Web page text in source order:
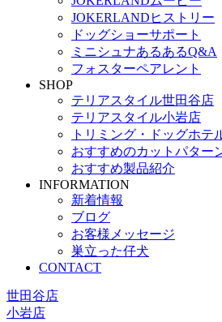
JOKERLANDヒストリー
ドッグショーサポート
ミニシュナあるあるQ&A
フォスターペアレント
SHOP
テリアスタイル世田谷店
テリアスタイル小岩店
トリミング・ドッグホテ
おすすめのカットパター
おすすめ製品紹介
INFORMATION
新着情報
ブログ
お客様メッセージ
巣立った仔犬
CONTACT
世田谷店
小岩店